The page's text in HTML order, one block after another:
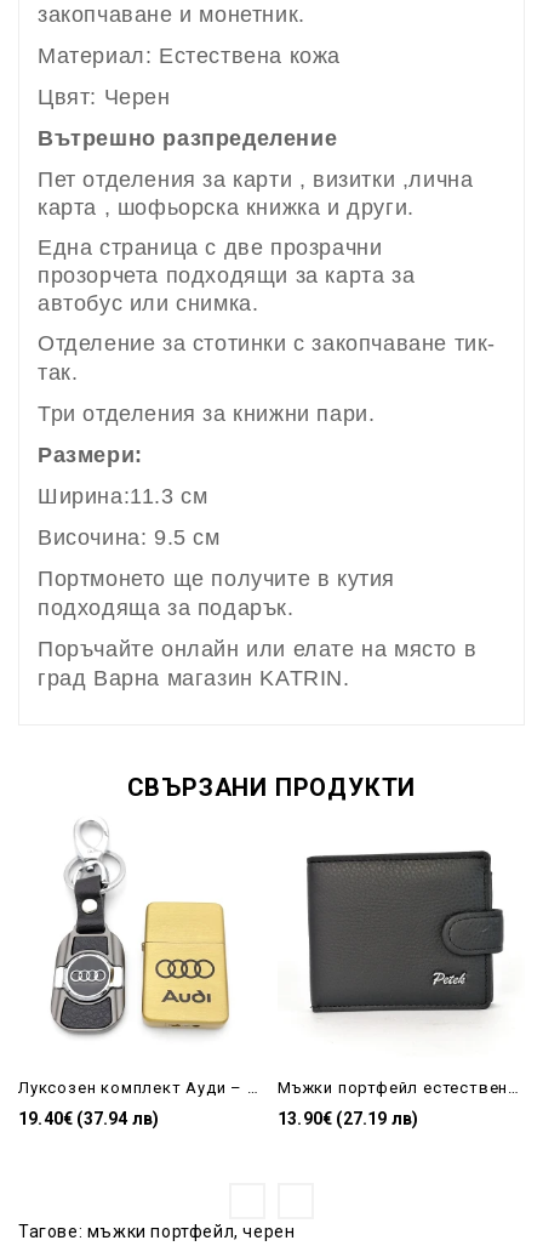
закопчаване и монетник.
Материал: Естествена кожа
Цвят: Черен
Вътрешно разпределение
Пет отделения за карти , визитки ,лична
карта , шофьорска книжка и други.
Една страница с две прозрачни
прозорчета подходящи за карта за
автобус или снимка.
Отделение за стотинки с закопчаване тик-
так.
Три отделения за книжни пари.
Размери:
Ширина:11.3 см
Височина: 9.5 см
Портмонето ще получите в кутия
подходяща за подарък.
Поръчайте онлайн или елате на място в
град Варна магазин KATRIN.
СВЪРЗАНИ ПРОДУКТИ
19.40€ (37.94 лв) 13.90€ (27.19 лв)
Тагове: мъжки портфейл,черен